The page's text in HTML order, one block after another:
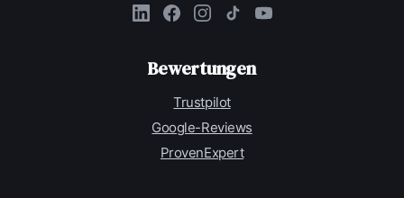
Bewertungen
Trustpilot
Google-Reviews
ProvenExpert